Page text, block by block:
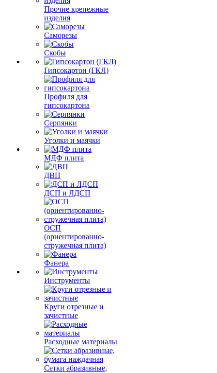
Прочие крепежные
изделия
Саморезы
Скобы
Гипсокартон (ГКЛ)
Профиля для
гипсокартона
Серпянки
Уголки и маячки
МДФ плита
ДВП
ДСП и ЛДСП
ОСП
(ориентированно-
стружечная плита)
Фанера
Инструменты
Круги отрезные и
зачистные
Расходные материалы
Сетки абразивные,